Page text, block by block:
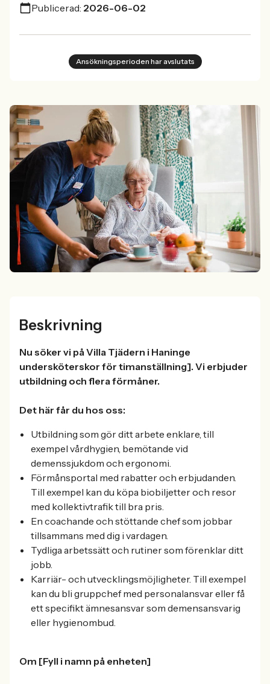
Publicerad: 2026-06-02
Ansökningsperioden har avslutats
Beskrivning
Nu söker vi på Villa Tjädern i Haninge
undersköterskor för timanställning]. Vi erbjuder
utbildning och flera förmåner.
Det här får du hos oss:
Utbildning som gör ditt arbete enklare, till
exempel vårdhygien, bemötande vid
demenssjukdom och ergonomi.
Förmånsportal med rabatter och erbjudanden.
Till exempel kan du köpa biobiljetter och resor
med kollektivtrafik till bra pris.
En coachande och stöttande chef som jobbar
tillsammans med dig i vardagen.
Tydliga arbetssätt och rutiner som förenklar ditt
jobb.
Karriär- och utvecklingsmöjligheter. Till exempel
kan du bli gruppchef med personalansvar eller få
ett specifikt ämnesansvar som demensansvarig
eller hygienombud.
Om [Fyll i namn på enheten]